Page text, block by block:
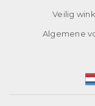
Veilig
Algemene